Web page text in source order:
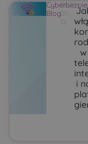
Blog
2026-
01-
12
w
i